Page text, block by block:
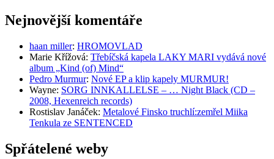
Nejnovější komentáře
haan miller: HROMOVLAD
Marie Křížová: Třebíčská kapela LAKY MARI vydává nové
album „Kind (of) Mind“
Pedro Murmur: Nové EP a klip kapely MURMUR!
Wayne: SORG INNKALLELSE – … Night Black (CD –
2008, Hexenreich records)
Rostislav Janáček: Metalové Finsko truchlí:zemřel Miika
Tenkula ze SENTENCED
Spřátelené weby